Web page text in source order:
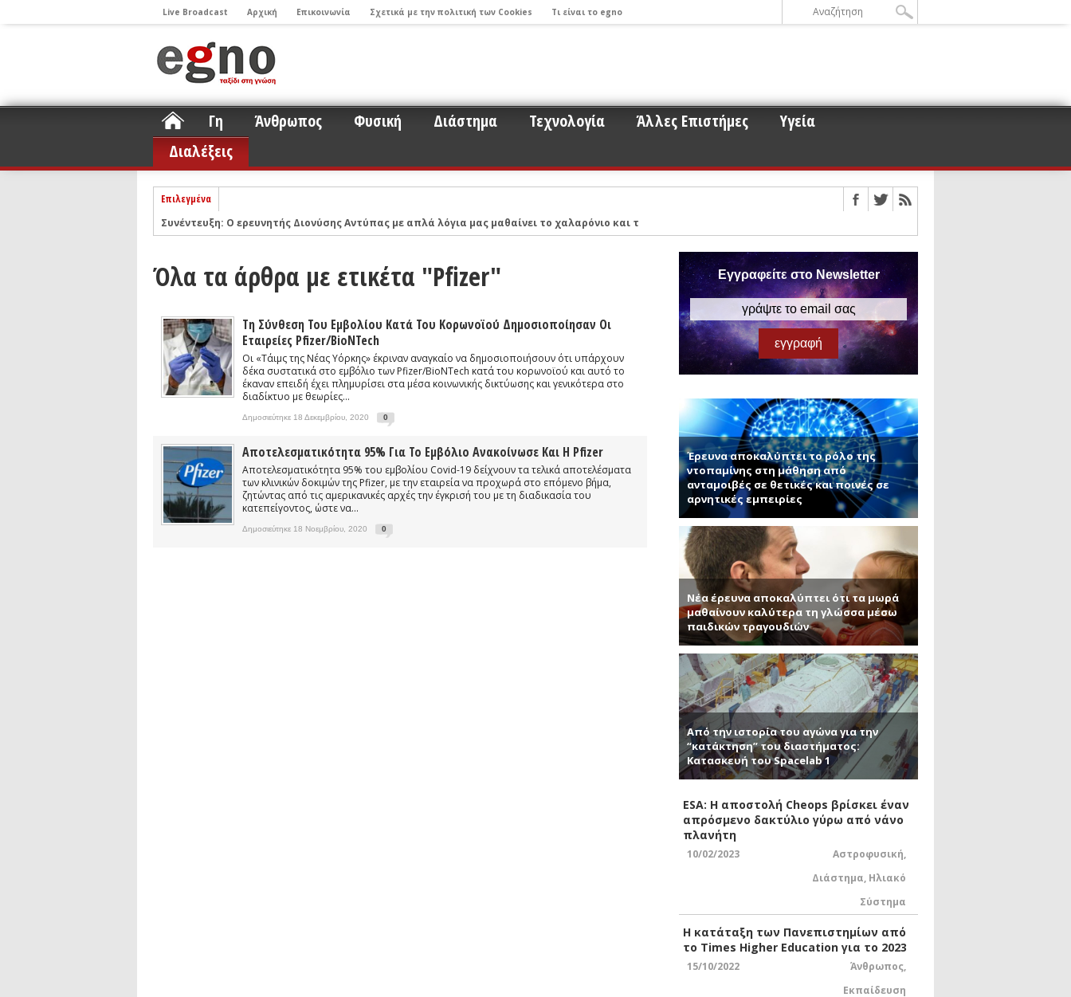
Live Broadcast Αρχική Επικοινωνία Σχετικά με την πολιτική των Cookies Τι είναι το egno
Γη Άνθρωπος Φυσική Διάστημα Τεχνολογία Άλλες Επιστήμες
Υγεία
Διαλέξεις
Επιλεγμένα
Συνέντευξη: Ο ερευνητής Διονύσης Αντύπας με απλά λόγια μας μαθαίνει το χαλαρόνιο και τη σχέση του με την σκοτεινή ύλη
Podcast: Συζήτηση με τον καθηγητή Νικόλαο Στεργιούλα με αφορμή το σημαντικό εύρημα της εργασίας του για τα άστρα νετρονίων
Podcast: Ο Διονύσης Σιμόπουλος απαντά σε ερωτήματα για το σύμπαν και την έρευνα που σχετίζεται με αυτό
Άρθρο με αφορμή το Nobel Φυσικής του 2017: Οι βηματισμοί της Επιστήμης και η πορεία προς τον εντοπισμό των βαρυτικών κυμάτων
Συνέντευξη: Το ελληνικό εκπαιδευτικό σύστημα με τα μάτια ενός νέου ερευνητή όπως ο κ. Μπάμπουλης (Μέρος 3)
Συνέντευξη: Ο ερευνητής Νανοτεχνολογίας κ. Μπάμπουλης περιγράφει τη δομή των νέων 2D υλικών και τις εφαρμογές τους (Μέρος 2)
Συνέντευξη: Συζητώντας με τον ερευνητή κ. Παντελή Μπάμπουλη για τα ενδιαφέροντα τεχνητά υλικά, γερμανένιο και πυριτένιο (Μέρος
1)
podcast: Τι είναι τα Βαρυτικά Κύματα (Συνέντευξη με τον Ερωτόκριτο Κατσαβουνίδη, διευθυντή έρευνας στο ΜΙΤ)
podcast: Αναζητώντας τα Βαρυτικά Κύματα (Συνέντευξη με τον Χρήστο Τσάγκα, Αναπληρωτή Καθηγητή του ΑΠΘ)
Όλα τα άρθρα με ετικέτα "Pfizer"
Τη Σύνθεση Του Εμβολίου Κατά Του Κορωνοϊού Δημοσιοποίησαν Οι
Εταιρείες Pfizer/BioNTech
Οι «Τάιμς της Νέας Υόρκης» έκριναν αναγκαίο να δημοσιοποιήσουν ότι υπάρχουν
δέκα συστατικά στο εμβόλιο των Pfizer/BioNTech κατά του κορωνοϊού και αυτό το
έκαναν επειδή έχει πλημυρίσει στα μέσα κοινωνικής δικτύωσης και γενικότερα στο
διαδίκτυο με θεωρίες...
Δημοσιεύτηκε 18 Δεκεμβρίου, 2020 0
Αποτελεσματικότητα 95% Για Το Εμβόλιο Ανακοίνωσε Και Η Pfizer
Αποτελεσματικότητα 95% του εμβολίου Covid-19 δείχνουν τα τελικά αποτελέσματα
των κλινικών δοκιμών της Pfizer, με την εταιρεία να προχωρά στο επόμενο βήμα,
ζητώντας από τις αμερικανικές αρχές την έγκρισή του με τη διαδικασία του
κατεπείγοντος, ώστε να...
Δημοσιεύτηκε 18 Νοεμβρίου, 2020 0
Εγγραφείτε στο Newsletter
Έρευνα αποκαλύπτει το ρόλο της
ντοπαμίνης στη μάθηση από
ανταμοιβές σε θετικές και ποινές σε
αρνητικές εμπειρίες
Νέα έρευνα αποκαλύπτει ότι τα μωρά
μαθαίνουν καλύτερα τη γλώσσα μέσω
παιδικών τραγουδιών
Από την ιστορία του αγώνα για την
“κατάκτηση” του διαστήματος:
Κατασκευή του Spacelab 1
ESA: Η αποστολή Cheops βρίσκει έναν
απρόσμενο δακτύλιο γύρω από νάνο
πλανήτη
10/02/2023 Αστροφυσική,
Διάστημα, Ηλιακό
Σύστημα
Η κατάταξη των Πανεπιστημίων από
το Times Higher Education για το 2023
15/10/2022 Άνθρωπος,
Εκπαίδευση